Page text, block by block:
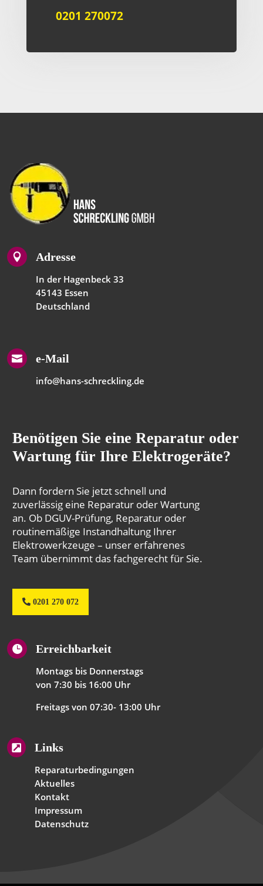
0201 270072
 Adresse
In der Hagenbeck 33
45143 Essen
Deutschland
 e-Mail
info@hans-schreckling.de
Benötigen Sie eine Reparatur oder
Wartung für Ihre Elektrogeräte?
Dann fordern Sie jetzt schnell und
zuverlässig eine Reparatur oder Wartung
an. Ob DGUV-Prüfung, Reparatur oder
routinemäßige Instandhaltung Ihrer
Elektrowerkzeuge – unser erfahrenes
Team übernimmt das fachgerecht für Sie.
0201 270 072
 Erreichbarkeit
Montags bis Donnerstags
von 7:30 bis 16:00 Uhr
Freitags von 07:30- 13:00 Uhr
 Links
Reparaturbedingungen
Aktuelles
Kontakt
Impressum
Datenschutz